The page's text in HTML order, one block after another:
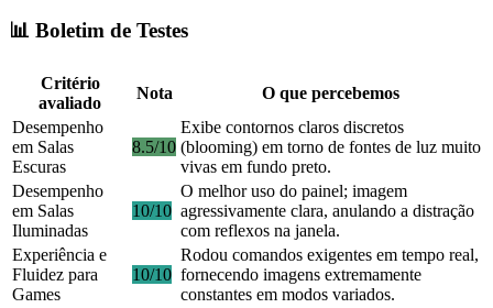
📊 Boletim de Testes
Critério
avaliado
Nota
O que percebemos
Desempenho
em Salas
Escuras
8.5/10
Exibe contornos claros discretos
(blooming) em torno de fontes de luz muito
vivas em fundo preto.
Desempenho
em Salas
Iluminadas
10/10
O melhor uso do painel; imagem
agressivamente clara, anulando a distração
com reflexos na janela.
Experiência e
Fluidez para
Games
10/10
Rodou comandos exigentes em tempo real,
fornecendo imagens extremamente
constantes em modos variados.